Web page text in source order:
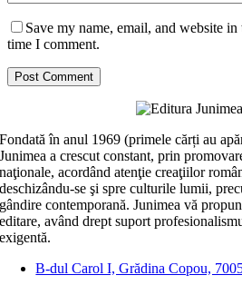
Save my name, email, and website
time I comment.
Fondată în anul 1969 (primele cărți au
Junimea a crescut constant, prin
naţionale, acordând atenţie creaţiilor
deschizându-se şi spre culturile lumii,
gândire contemporană. Junimea vă
editare, având drept suport
exigentă.
B-dul Carol I, Grădina Copou,